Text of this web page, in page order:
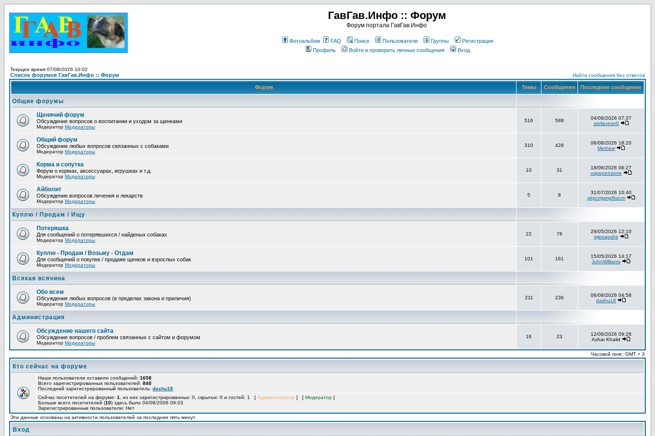
ГавГав.Инфо :: Форум
Форум портала ГавГав.Инфо
Фотоальбом FAQ Поиск Пользователи Группы
Регистрация
Профиль
Войти и проверить личные сообщения Вход
Текущее время 07/08/2026 10:02
Список форумов ГавГав.Инфо :: Форум Найти сообщения без ответов
Форум Темы Сообщения Последнее сообщение
Общие форумы
Щенячий форум
Обсуждение вопросов о воспитании и уходом за щенками
Модератор Модераторы
516 588
04/08/2026 07:37
stellaviner0
Общий форум
Обсуждение любых вопросов связанных с собаками
Модератор Модераторы
310 428
06/08/2026 18:20
Methew
Корма и сопутка
Форум о кормах, аксессуарах, игрушках и т.д.
Модератор Модераторы
10 31
18/06/2026 06:27
vapepenzone
Айболит
Обсуждение вопросов лечения и лекарств
Модератор Модераторы
5 8
31/07/2026 10:40
qkpcmjwnpfkacm
Куплю / Продам / Ищу
Потеряшка
Для сообщений о потерявшихся / найденых собаках
Модератор Модераторы
22 76
29/05/2026 12:10
wjeeapshe
Куплю - Продам / Возьму - Отдам
Для сообщений о покупке / продаже щенков и взрослых собак
Модератор Модераторы
101 161
15/05/2026 14:17
JohnWilliams
Всякая всячина
Обо всем
Обсуждение любых вопросов (в пределах закона и приличия)
Модератор Модераторы
211 236
06/08/2026 04:58
dashu18
Администрация
Обсуждение нашего сайта
Обсуждение вопросов / проблем связанных с сайтом и форумом
Модератор Модераторы
16 23
12/06/2026 09:26
Azhar Khalid
Часовой пояс: GMT + 3
Кто сейчас на форуме
Наши пользователи оставили сообщений: 1658
Всего зарегистрированных пользователей: 840
Последний зарегистрированный пользователь: dashu18
Сейчас посетителей на форуме: 1 , из них зарегистрированных: 0, скрытых: 0 и гостей: 1 [ Администратор ] [ Модератор ]
Больше всего посетителей (10) здесь было 04/08/2006 09:03
Зарегистрированные пользователи: Нет
Эти данные основаны на активности пользователей за последние пять минут
Вход